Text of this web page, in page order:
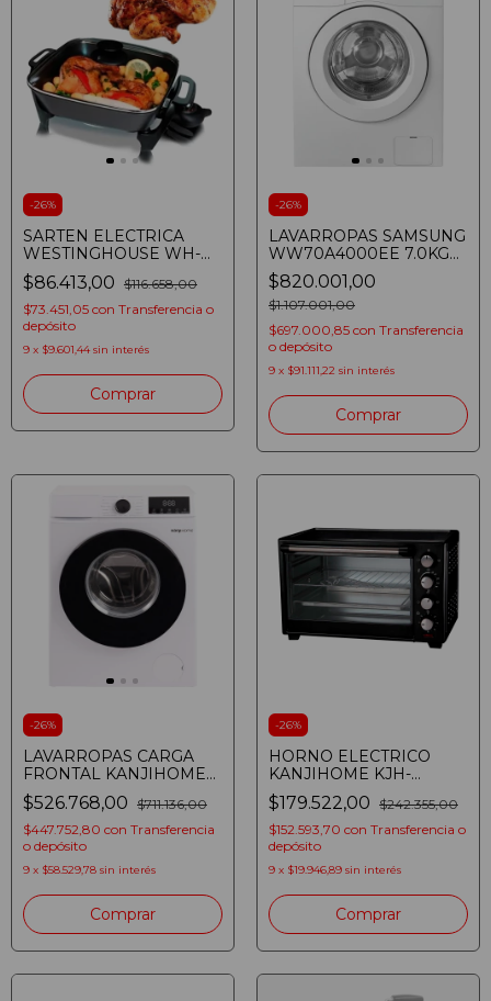
-26%
SARTEN ELECTRICA
WESTINGHOUSE WH-
SM1400DEC01 4 EN 1
1400W 4.2 LITROS
PAELLERA
$86.413,00 $116.658,00
$73.451,05 con Transferencia o
depósito
9 x $9.601,44 sin interés
Comprar
-26%
LAVARROPAS SAMSUNG
WW70A4000EE 7.0KG
1.000 RPM WHITE
INVERTER
$820.001,00
$1.107.001,00
$697.000,85 con Transferencia
o depósito
9 x $91.111,22 sin interés
-26%
LAVARROPAS CARGA
FRONTAL KANJIHOME
KJH-WMCFWT
INVERTER AUTOMATICO
6KG 1200RPM BLANCO
$526.768,00 $711.136,00
$447.752,80 con Transferencia
o depósito
9 x $58.529,78 sin interés
Comprar
-26%
HORNO ELECTRICO
KANJIHOME KJH-
HE400012000RC 40
LITROS CONVECCION
SPIEDO 2000W NEGRO
$179.522,00 $242.355,00
$152.593,70 con Transferencia o
depósito
9 x $19.946,89 sin interés